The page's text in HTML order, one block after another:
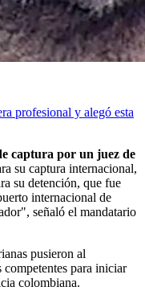
profesional y alegó esta
captura por un juez de
su captura internacional,
su detención, que fue
internacional de
señaló el mandatario
pusieron al
competentes para iniciar
colombiana.